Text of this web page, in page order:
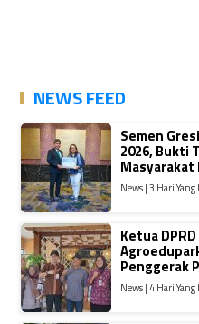
NEWS FEED
Semen
2026, Bukti
News | 3 Hari Yang
Ketua
Penggerak
News | 4 Hari Yang